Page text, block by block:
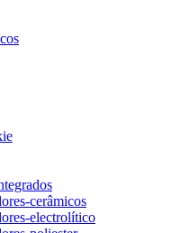
cerâmicos
electrolítico